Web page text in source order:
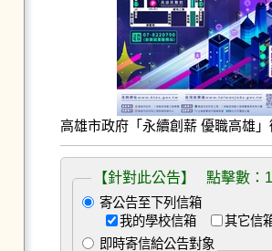
高雄市政府「永續創薪 優職高雄
【針對此公告】 點擊數：
寄公告至下列信箱
我的學校信箱
其它信
即時寄信給公告對象